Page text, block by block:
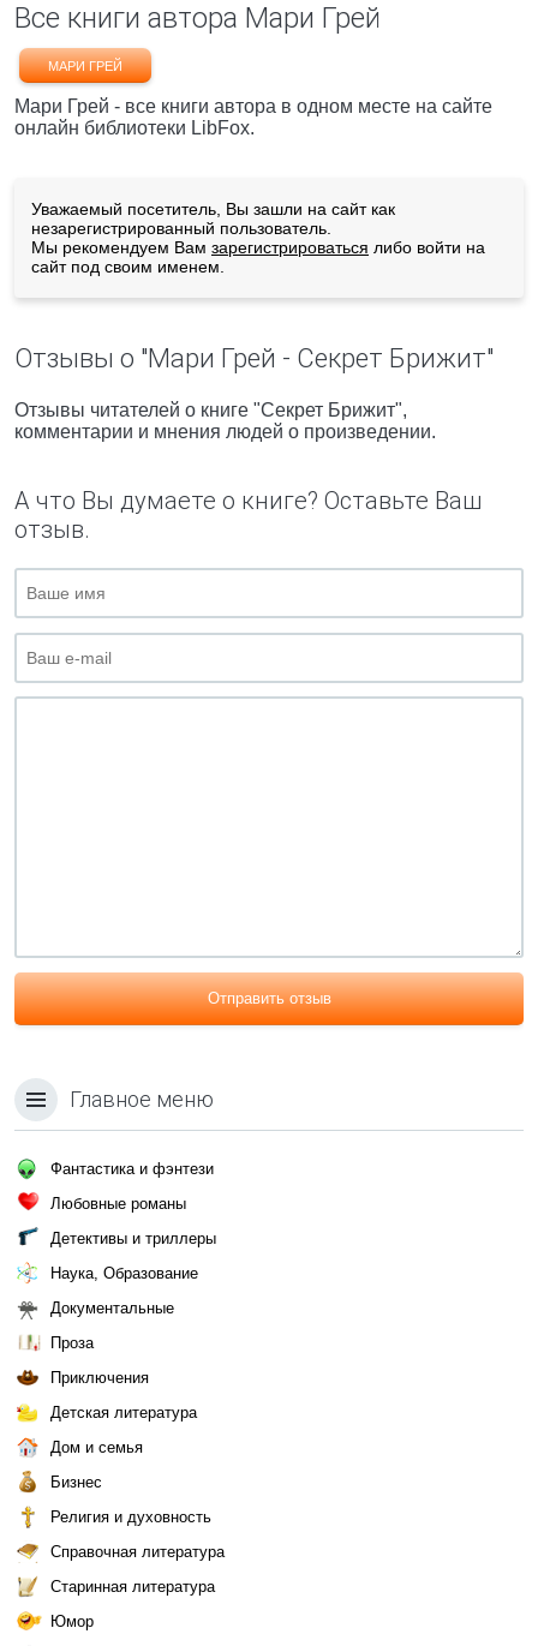
Все книги автора Мари Грей
МАРИ ГРЕЙ
Мари Грей - все книги автора в одном месте на сайте
онлайн библиотеки LibFox.
Уважаемый посетитель, Вы зашли на сайт как
незарегистрированный пользователь.
Мы рекомендуем Вам зарегистрироваться либо войти на
сайт под своим именем.
Отзывы о "Мари Грей - Секрет Брижит"
Отзывы читателей о книге "Секрет Брижит",
комментарии и мнения людей о произведении.
А что Вы думаете о книге? Оставьте Ваш
отзыв.
Отправить отзыв
Главное меню
Фантастика и фэнтези
Любовные романы
Детективы и триллеры
Наука, Образование
Документальные
Проза
Приключения
Детская литература
Дом и семья
Бизнес
Религия и духовность
Справочная литература
Старинная литература
Юмор